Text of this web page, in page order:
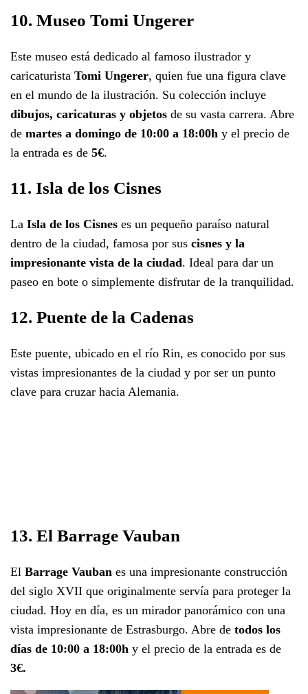
10. Museo Tomi Ungerer
Este museo está dedicado al famoso ilustrador y
caricaturista Tomi Ungerer, quien fue una figura clave
en el mundo de la ilustración. Su colección incluye
dibujos, caricaturas y objetos de su vasta carrera. Abre
de martes a domingo de 10:00 a 18:00h y el precio de
la entrada es de 5€.
11. Isla de los Cisnes
La Isla de los Cisnes es un pequeño paraíso natural
dentro de la ciudad, famosa por sus cisnes y la
impresionante vista de la ciudad. Ideal para dar un
paseo en bote o simplemente disfrutar de la tranquilidad.
12. Puente de la Cadenas
Este puente, ubicado en el río Rin, es conocido por sus
vistas impresionantes de la ciudad y por ser un punto
clave para cruzar hacia Alemania.
13. El Barrage Vauban
El Barrage Vauban es una impresionante construcción
del siglo XVII que originalmente servía para proteger la
ciudad. Hoy en día, es un mirador panorámico con una
vista impresionante de Estrasburgo. Abre de todos los
días de 10:00 a 18:00h y el precio de la entrada es de
3€.